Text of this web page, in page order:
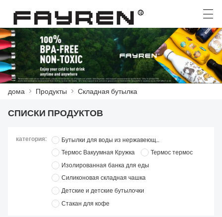
ДОМА
НОВОСТИ
СВЯЖИТЕСЬ С НАМИ
العربية Deutsch Ελληνική γλώσσα English
дома > Продукты > Складная бутылка
СПИСКИ ПРОДУКТОВ
категория:
Бутылки для воды из нержавеющей стали
Термос Вакуумная Кружка
Термос термос
Изолированная банка для еды
Силиконовая складная чашка
Детские и детские бутылочки
Стакан для кофе